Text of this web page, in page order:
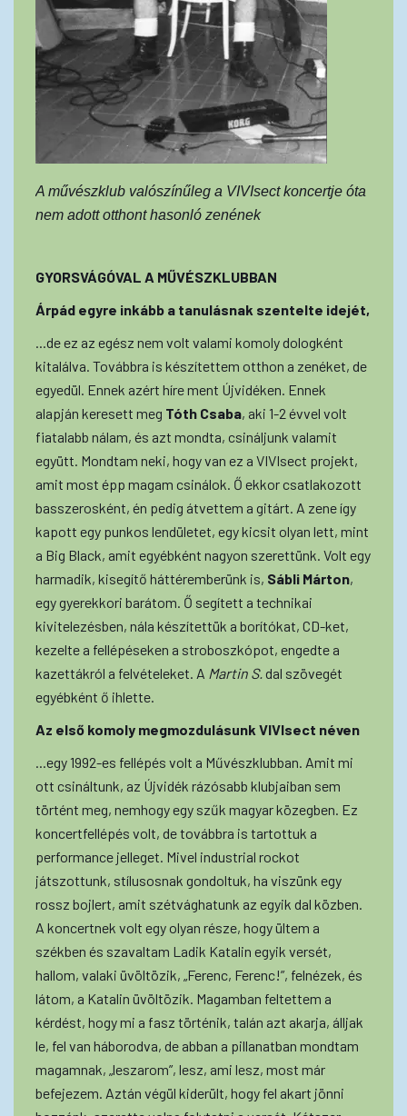
A művészklub valószínűleg a VIVIsect koncertje óta
nem adott otthont hasonló zenének
GYORSVÁGÓVAL A MŰVÉSZKLUBBAN
Árpád egyre inkább a tanulásnak szentelte idejét,
...de ez az egész nem volt valami komoly dologként
kitalálva. Továbbra is készítettem otthon a zenéket, de
egyedül. Ennek azért híre ment Újvidéken. Ennek
alapján keresett meg Tóth Csaba, aki 1-2 évvel volt
fiatalabb nálam, és azt mondta, csináljunk valamit
együtt. Mondtam neki, hogy van ez a VIVIsect projekt,
amit most épp magam csinálok. Ő ekkor csatlakozott
basszerosként, én pedig átvettem a gitárt. A zene így
kapott egy punkos lendületet, egy kicsit olyan lett, mint
a Big Black, amit egyébként nagyon szerettünk. Volt egy
harmadik, kisegítő háttéremberünk is, Sábli Márton,
egy gyerekkori barátom. Ő segített a technikai
kivitelezésben, nála készítettük a borítókat, CD-ket,
kezelte a fellépéseken a stroboszkópot, engedte a
kazettákról a felvételeket. A Martin S. dal szövegét
egyébként ő ihlette.
Az első komoly megmozdulásunk VIVIsect néven
...egy 1992-es fellépés volt a Művészklubban. Amit mi
ott csináltunk, az Újvidék rázósabb klubjaiban sem
történt meg, nemhogy egy szűk magyar közegben. Ez
koncertfellépés volt, de továbbra is tartottuk a
performance jelleget. Mivel industrial rockot
játszottunk, stílusosnak gondoltuk, ha viszünk egy
rossz bojlert, amit szétvághatunk az egyik dal közben.
A koncertnek volt egy olyan része, hogy ültem a
székben és szavaltam Ladik Katalin egyik versét,
hallom, valaki üvöltözik, „Ferenc, Ferenc!”, felnézek, és
látom, a Katalin üvöltözik. Magamban feltettem a
kérdést, hogy mi a fasz történik, talán azt akarja, álljak
le, fel van háborodva, de abban a pillanatban mondtam
magamnak, „leszarom”, lesz, ami lesz, most már
befejezem. Aztán végül kiderült, hogy fel akart jönni